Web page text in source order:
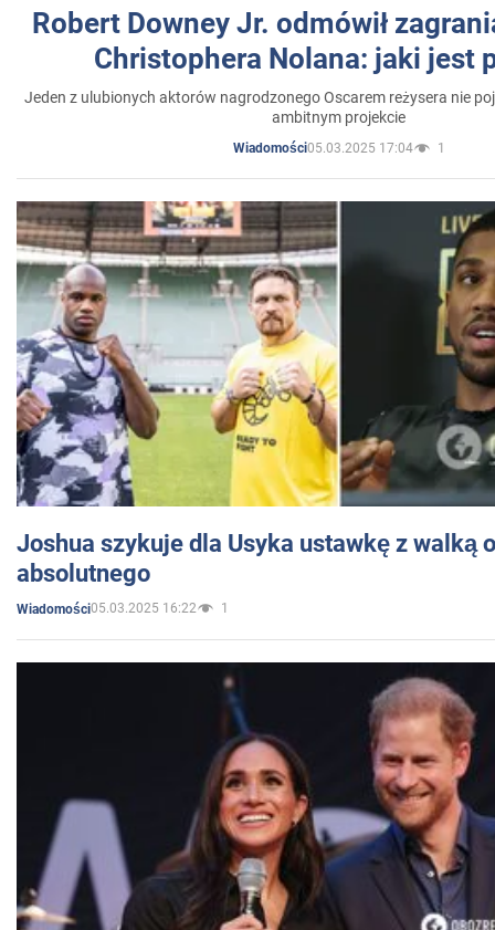
Robert Downey Jr. odmówił
Christophera Nolana: jaki jest
Jeden z ulubionych aktorów nagrodzonego Oscarem reżysera nie
ambitnym projekcie
Wiadomości05.03.2025 17:04 1
Joshua szykuje dla Usyka ustawkę z walką
absolutnego
Wiadomości05.03.2025 16:22 1